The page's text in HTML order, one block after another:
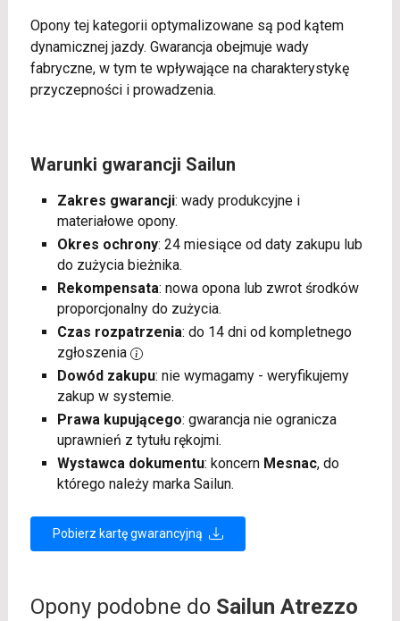
Opony tej kategorii optymalizowane są pod kątem
dynamicznej jazdy. Gwarancja obejmuje wady
fabryczne, w tym te wpływające na charakterystykę
przyczepności i prowadzenia.
Warunki gwarancji Sailun
Zakres gwarancji: wady produkcyjne i
materiałowe opony.
Okres ochrony: 24 miesiące od daty zakupu lub
do zużycia bieżnika.
Rekompensata: nowa opona lub zwrot środków
proporcjonalny do zużycia.
Czas rozpatrzenia: do 14 dni od kompletnego
zgłoszenia
Dowód zakupu: nie wymagamy - weryfikujemy
zakup w systemie.
Prawa kupującego: gwarancja nie ogranicza
uprawnień z tytułu rękojmi.
Wystawca dokumentu: koncern Mesnac, do
którego należy marka Sailun.
Pobierz kartę gwarancyjną
Opony podobne do Sailun Atrezzo